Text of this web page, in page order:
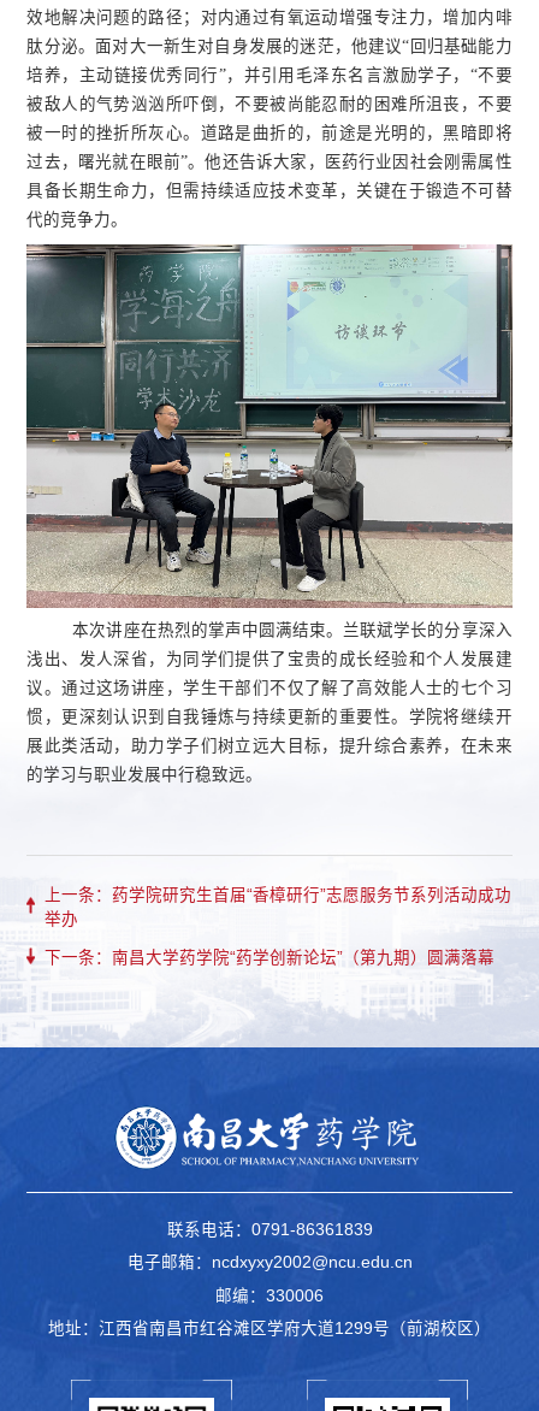
效地解决问题的路径；对内通过有氧运动增强专注力，增加内啡
肽分泌。面对大一新生对自身发展的迷茫，他建议“回归基础能力
培养，主动链接优秀同行”，并引用毛泽东名言激励学子，“不要
被敌人的气势汹汹所吓倒，不要被尚能忍耐的困难所沮丧，不要
被一时的挫折所灰心。道路是曲折的，前途是光明的，黑暗即将
过去，曙光就在眼前”。他还告诉大家，医药行业因社会刚需属性
具备长期生命力，但需持续适应技术变革，关键在于锻造不可替
代的竞争力。
本次讲座在热烈的掌声中圆满结束。兰联斌学长的分享深入
浅出、发人深省，为同学们提供了宝贵的成长经验和个人发展建
议。通过这场讲座，学生干部们不仅了解了高效能人士的七个习
惯，更深刻认识到自我锤炼与持续更新的重要性。学院将继续开
展此类活动，助力学子们树立远大目标，提升综合素养，在未来
的学习与职业发展中行稳致远。
上一条：药学院研究生首届“香樟研行”志愿服务节系列活动成功
举办
下一条：南昌大学药学院“药学创新论坛”（第九期）圆满落幕
联系电话：0791-86361839
电子邮箱：ncdxyxy2002@ncu.edu.cn
邮编：330006
地址：江西省南昌市红谷滩区学府大道1299号（前湖校区）